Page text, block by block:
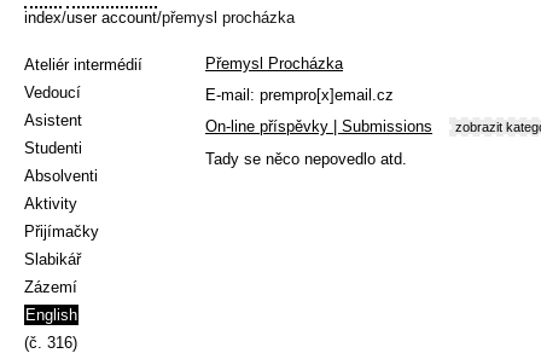
index/user account/přemysl procházka
Ateliér intermédií
Vedoucí
Asistent
Studenti
Absolventi
Aktivity
Přijímačky
Slabikář
Zázemí
English
(č. 316)
Přemysl Procházka
E-mail: prempro[x]email.cz
On-line příspěvky | Submissions
zobrazit
Tady se něco nepovedlo atd.